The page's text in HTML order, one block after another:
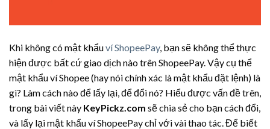
Khi không có mật khẩuví ShopeePay, bạn sẽ không thể thực
hiện được bất cứ giao dịch nào trên ShopeePay. Vậy cụ thể
mật khẩu ví Shopee (hay nói chính xác là mật khẩu đặt lệnh) là
gì? Làm cách nào để lấy lại, để đổi nó? Hiểu được vấn đề trên,
trong bài viết này KeyPickz.com sẽ chia sẻ cho bạn cách đổi,
và lấy lại mật khẩu ví ShopeePay chỉ với vài thao tác. Để biết